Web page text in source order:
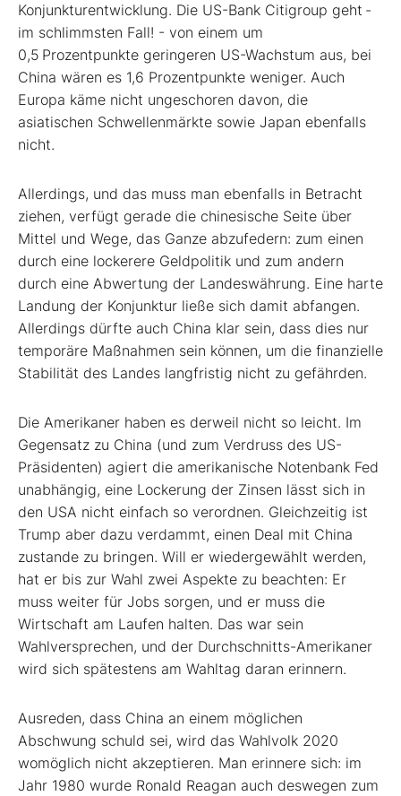
Konjunkturentwicklung. Die US-Bank Citigroup geht -
im schlimmsten Fall! - von einem um
0,5 Prozentpunkte geringeren US-Wachstum aus, bei
China wären es 1,6 Prozentpunkte weniger. Auch
Europa käme nicht ungeschoren davon, die
asiatischen Schwellenmärkte sowie Japan ebenfalls
nicht.
Allerdings, und das muss man ebenfalls in Betracht
ziehen, verfügt gerade die chinesische Seite über
Mittel und Wege, das Ganze abzufedern: zum einen
durch eine lockerere Geldpolitik und zum andern
durch eine Abwertung der Landeswährung. Eine harte
Landung der Konjunktur ließe sich damit abfangen.
Allerdings dürfte auch China klar sein, dass dies nur
temporäre Maßnahmen sein können, um die finanzielle
Stabilität des Landes langfristig nicht zu gefährden.
Die Amerikaner haben es derweil nicht so leicht. Im
Gegensatz zu China (und zum Verdruss des US-
Präsidenten) agiert die amerikanische Notenbank Fed
unabhängig, eine Lockerung der Zinsen lässt sich in
den USA nicht einfach so verordnen. Gleichzeitig ist
Trump aber dazu verdammt, einen Deal mit China
zustande zu bringen. Will er wiedergewählt werden,
hat er bis zur Wahl zwei Aspekte zu beachten: Er
muss weiter für Jobs sorgen, und er muss die
Wirtschaft am Laufen halten. Das war sein
Wahlversprechen, und der Durchschnitts-Amerikaner
wird sich spätestens am Wahltag daran erinnern.
Ausreden, dass China an einem möglichen
Abschwung schuld sei, wird das Wahlvolk 2020
womöglich nicht akzeptieren. Man erinnere sich: im
Jahr 1980 wurde Ronald Reagan auch deswegen zum